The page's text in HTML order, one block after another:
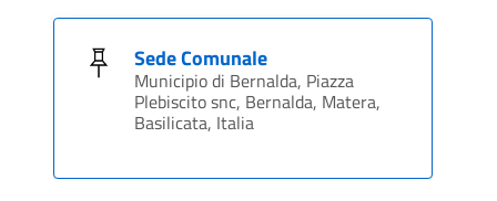
Sede Comunale
Municipio di Bernalda, Piazza
Plebiscito snc, Bernalda, Matera,
Basilicata, Italia